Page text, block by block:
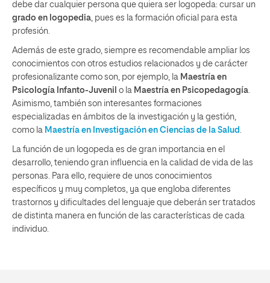
debe dar cualquier persona que quiera ser logopeda: cursar un
grado en logopedia, pues es la formación oficial para esta
profesión.
Además de este grado, siempre es recomendable ampliar los
conocimientos con otros estudios relacionados y de carácter
profesionalizante como son, por ejemplo, la Maestría en
Psicología Infanto-Juvenil o la Maestría en Psicopedagogía.
Asimismo, también son interesantes formaciones
especializadas en ámbitos de la investigación y la gestión,
como la Maestría en Investigación en Ciencias de la Salud .
La función de un logopeda es de gran importancia en el
desarrollo, teniendo gran influencia en la calidad de vida de las
personas. Para ello, requiere de unos conocimientos
específicos y muy completos, ya que engloba diferentes
trastornos y dificultades del lenguaje que deberán ser tratados
de distinta manera en función de las características de cada
individuo.